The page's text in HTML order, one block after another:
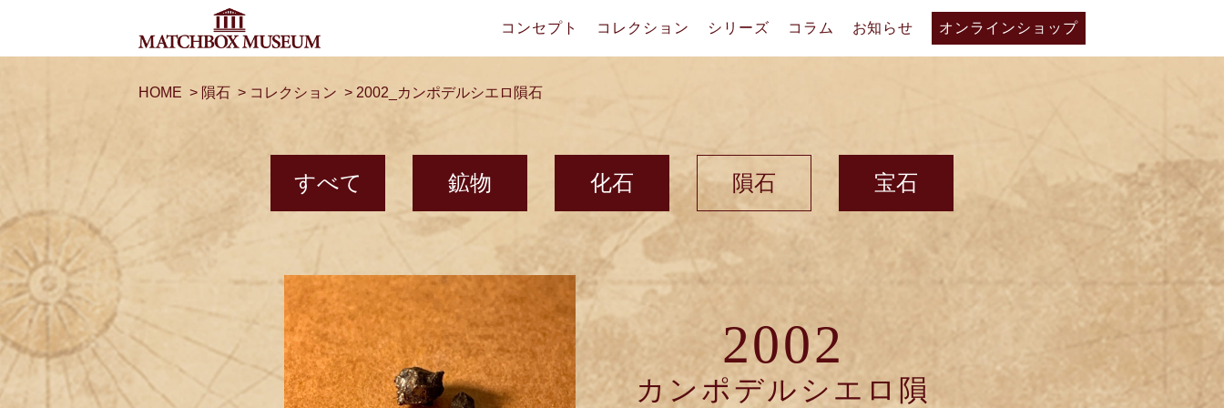
コンセプト コレクション シリーズ コラム お知らせ オンラインショップ
HOME > 隕石 > コレクション > 2002_カンポデルシエロ隕石
すべて 鉱物 化石 隕石 宝石
2002
カンポデルシエロ隕